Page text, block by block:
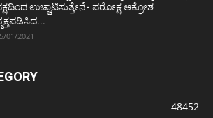
ಉಚ್ಚಾಟಿಸುತ್ತೇನೆ- ಪರೋಕ್ಷ ಆಕ್ರೋಶ
01/2021
48452